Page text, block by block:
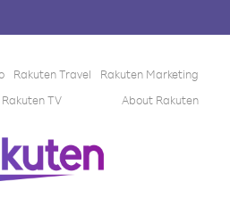
Rakuten Travel
Rakuten Marketing
Rakuten TV About Rakuten